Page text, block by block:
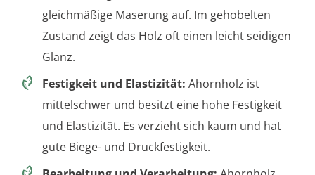
gleichmäßige Maserung auf. Im gehobelten
Zustand zeigt das Holz oft einen leicht seidigen
Glanz.
Festigkeit und Elastizität: Ahornholz ist
mittelschwer und besitzt eine hohe Festigkeit
und Elastizität. Es verzieht sich kaum und hat
gute Biege- und Druckfestigkeit.